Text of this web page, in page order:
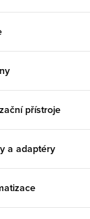
přístroje
a adaptéry